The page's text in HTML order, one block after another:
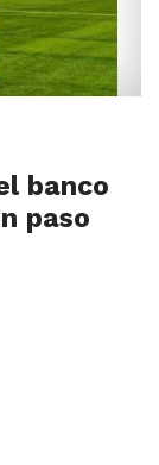
banco
paso